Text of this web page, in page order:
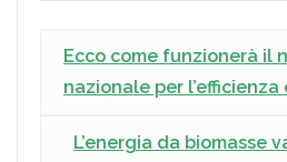
Ecco come funzionerà il
nazionale per
L’energia da biomasse